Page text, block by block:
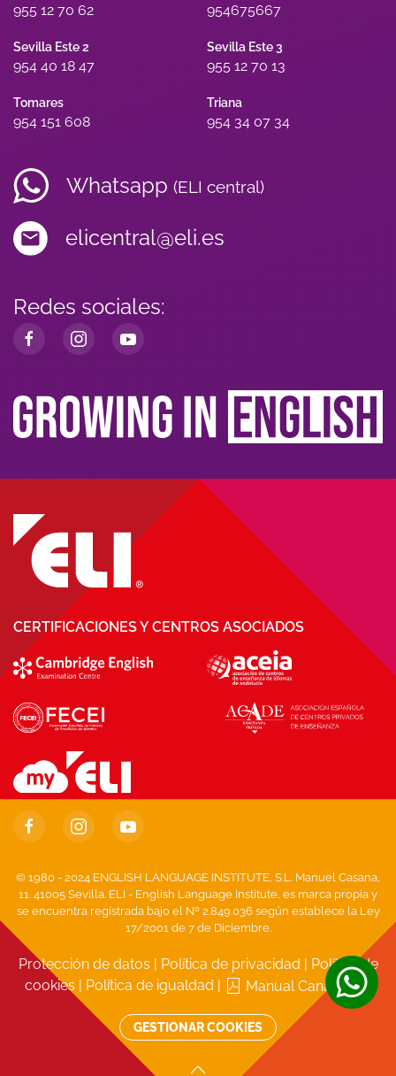
955 12 70 62 954675667
Sevilla Este 2
954 40 18 47
Sevilla Este 3
955 12 70 13
Tomares
954 151 608
Triana
954 34 07 34
Whatsapp (ELI central)
elicentral@eli.es
Redes sociales:
CERTIFICACIONES Y CENTROS ASOCIADOS
© 1980 - 2024 ENGLISH LANGUAGE INSTITUTE, S.L. Manuel Casana,
11. 41005 Sevilla. ELI - English Language Institute, es marca propia y
se encuentra registrada bajo el Nº 2.849.036 según establece la Ley
17/2001 de 7 de Diciembre.
Protección de datos | Política de privacidad | Política de
cookies | Política de igualdad | Manual Canal Ético
GESTIONAR COOKIES